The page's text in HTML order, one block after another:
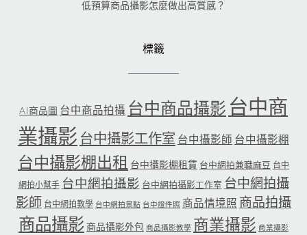
低預算商品攝影怎麼做出高質感？
標籤
AI商品圖 台中商品拍攝 台中商品攝影 台中商
業攝影 台中攝影工作室 台中攝影師 台中攝影棚
台中攝影棚出租 台中攝影棚租賃 台中網拍兼職麻豆 台中
網拍小幫手 台中網拍攝影 台中網拍攝影工作室 台中網拍攝
影師 台中網拍教學 台中網拍景點 台中證件照 商品情境照 商品拍攝
商品攝影商品攝影外包 商品攝影教學 商業攝影 商業攝影